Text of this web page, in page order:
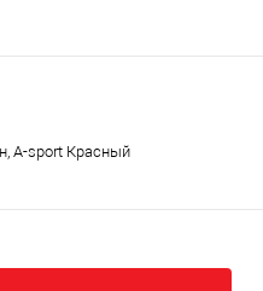
A-sport Красный